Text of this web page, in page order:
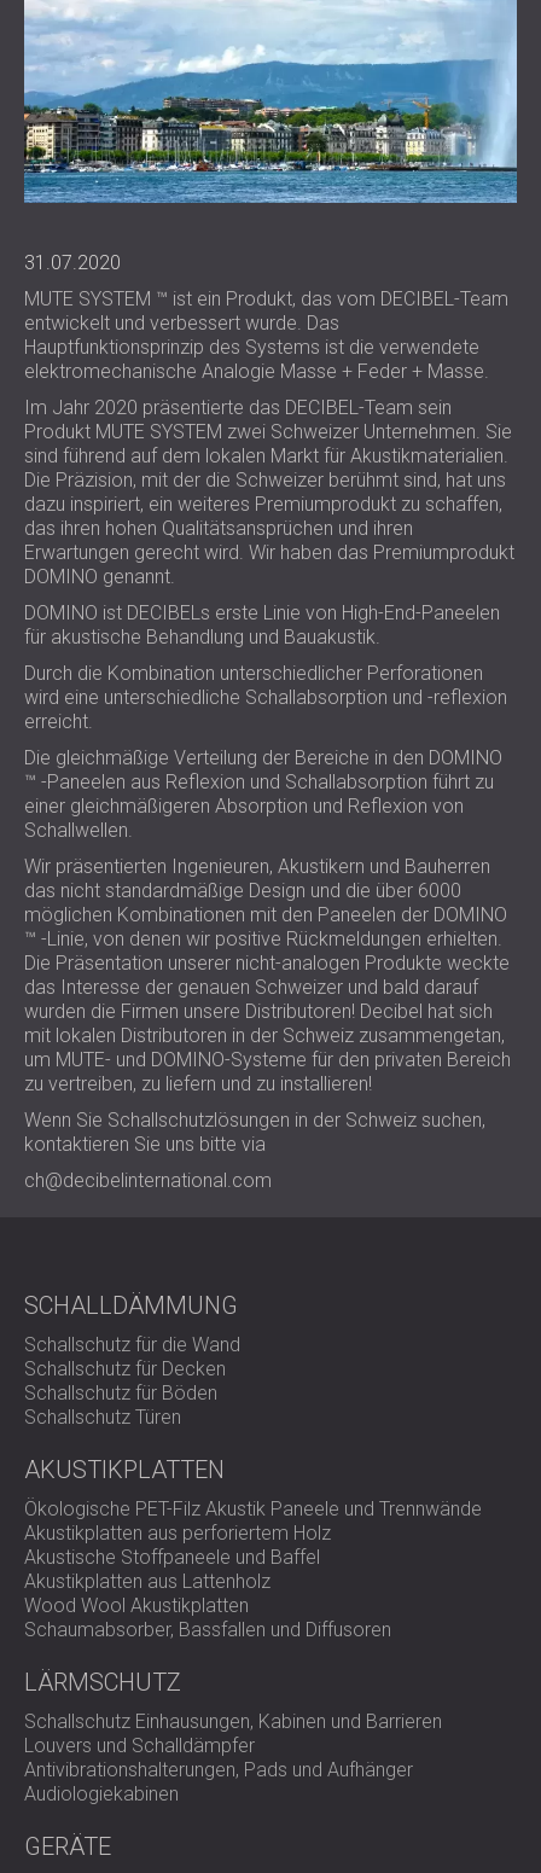
SCHAUMABSORBER, BASSFALLEN UND
DIFFUSOREN
AKUSTIKPLATTEN UND
SCHALLABSORBIERENDE PLATTEN
BLOG
FORSCHUNG UND ENTWICKLUNG
NEWS
VIDEO
REFERENZEN
MITGLIEDSCHAFTEN
ANWENDUNGEN
SCHALLSCHUTZ UND AKUSTIK FÜR
WOHNGEBÄUDE
SCHALLSCHUTZ UND AKUSTIK FÜR
INDUSTRIEGEBÄUDE
SCHALLSCHUTZ UND AKUSTIK FÜR
SCHALLDÄMMUNG UND AKUSTIK VON
MASCHINEN UND ANLAGEN
SCHALLSCHUTZ UND AKUSTIK FÜR
PROFESSIONELLE STUDIOS
SCHALLSCHUTZ UND AKUSTIK FÜR
LABORE UND PRÜFEINRICHTUNGEN
SCHALLSCHUTZ UND AKUSTIK FÜR
RESTAURANTS UND CLUBS
SCHALLSCHUTZ UND
AKUSTIKLÖSUNGEN FÜR HOTELS
SCHALLSCHUTZ UND AKUSTIK FÜR
HALLEN
SCHALLDÄMMUNG UND
AKUSTIKLÖSUNGEN FÜR
EINZELHANDELSFLÄCHEN
SCHALLSCHUTZ UND AKUSTIK FÜR
BILDUNGSEINRICHTUNGEN
SCHALLSCHUTZ UND AKUSTIK FÜR
GESUNDHEITSEINRICHTUNGE
SCHALLSCHUTZ UND
AKUSTIKLÖSUNGEN FÜR DEN
AUDIOLOGIEBEREICH
SCHALLDÄMMUNG UND
AKUSTIKLÖSUNGEN FÜR
RECHENZENTREN
SERVICES
AKUSTIK BERATUNG
AKUSTISCHE SIMULATION
AKUSTIKTECHNIK
BAUÜBERWACHUNG
BAUAUSFÜHRUNG
PROJEKTE
DOWNLOADBEREICH
ÖSTERREICH (AT)
БЪЛГАРИЯ (BG)
GREAT BRITAIN (GB)
DEUTSCHLAND (DE)
SRBIJA (RS)
ROMÂNIA (RO)
POLAND (PL)
FINLAND (FI)
РОССИЯ (RU)
USA (US)
SOUTH AFRICA (ZA)
SUCHE
31.07.2020
MUTE SYSTEM ™ ist ein Produkt, das vom DECIBEL-Team
entwickelt und verbessert wurde. Das
Hauptfunktionsprinzip des Systems ist die verwendete
elektromechanische Analogie Masse + Feder + Masse.
Im Jahr 2020 präsentierte das DECIBEL-Team sein
Produkt MUTE SYSTEM zwei Schweizer Unternehmen. Sie
sind führend auf dem lokalen Markt für Akustikmaterialien.
Die Präzision, mit der die Schweizer berühmt sind, hat uns
dazu inspiriert, ein weiteres Premiumprodukt zu schaffen,
das ihren hohen Qualitätsansprüchen und ihren
Erwartungen gerecht wird. Wir haben das Premiumprodukt
DOMINO genannt.
DOMINO ist DECIBELs erste Linie von High-End-Paneelen
für akustische Behandlung und Bauakustik.
Durch die Kombination unterschiedlicher Perforationen
wird eine unterschiedliche Schallabsorption und -reflexion
erreicht.
Die gleichmäßige Verteilung der Bereiche in den DOMINO
™ -Paneelen aus Reflexion und Schallabsorption führt zu
einer gleichmäßigeren Absorption und Reflexion von
Schallwellen.
Wir präsentierten Ingenieuren, Akustikern und Bauherren
das nicht standardmäßige Design und die über 6000
möglichen Kombinationen mit den Paneelen der DOMINO
™ -Linie, von denen wir positive Rückmeldungen erhielten.
Die Präsentation unserer nicht-analogen Produkte weckte
das Interesse der genauen Schweizer und bald darauf
wurden die Firmen unsere Distributoren! Decibel hat sich
mit lokalen Distributoren in der Schweiz zusammengetan,
um MUTE- und DOMINO-Systeme für den privaten Bereich
zu vertreiben, zu liefern und zu installieren!
Wenn Sie Schallschutzlösungen in der Schweiz suchen,
kontaktieren Sie uns bitte via
ch@decibelinternational.com
SCHALLDÄMMUNG
Schallschutz für die Wand
Schallschutz für Decken
Schallschutz für Böden
Schallschutz Türen
AKUSTIKPLATTEN
Ökologische PET-Filz Akustik Paneele und Trennwände
Akustikplatten aus perforiertem Holz
Akustische Stoffpaneele und Baffel
Akustikplatten aus Lattenholz
Wood Wool Akustikplatten
Schaumabsorber, Bassfallen und Diffusoren
LÄRMSCHUTZ
Schallschutz Einhausungen, Kabinen und Barrieren
Louvers und Schalldämpfer
Antivibrationshalterungen, Pads und Aufhänger
Audiologiekabinen
GERÄTE